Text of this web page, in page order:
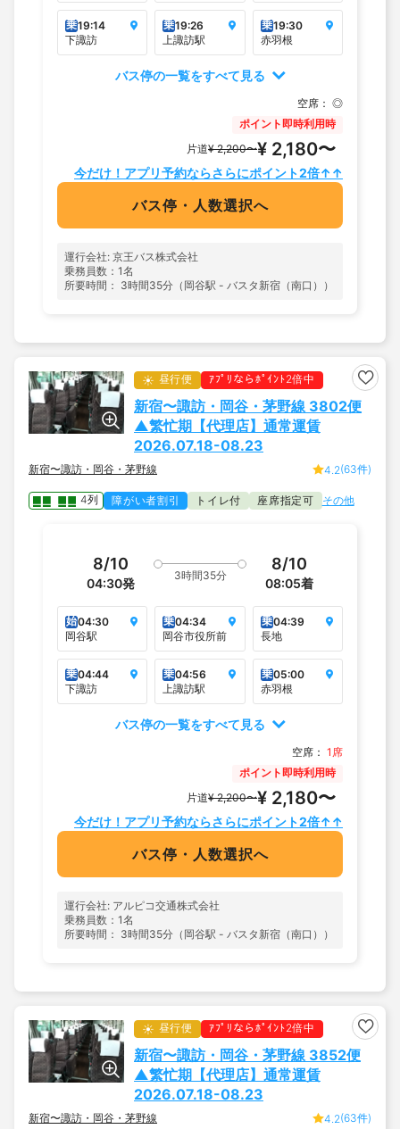
乗19:14
下諏訪
乗19:26
上諏訪駅
乗19:30
赤羽根
バス停の一覧をすべて見る
空席： ◎
ポイント即時利用時
片道¥ 2,200〜¥ 2,180〜
今だけ！アプリ予約ならさらにポイント2倍↑↑
バス停・人数選択へ
運行会社: 京王バス株式会社
乗務員数：1名
所要時間： 3時間35分（岡谷駅 - バスタ新宿（南口））
昼行便 ｱﾌﾟﾘならﾎﾟｲﾝﾄ2倍中
新宿〜諏訪・岡谷・茅野線 3802便
▲繁忙期【代理店】通常運賃
2026.07.18-08.23
新宿〜諏訪・岡谷・茅野線 4.2(63件)
4列 障がい者割引 トイレ付 座席指定可 その他
8/10
04:30発
3時間35分
8/10
08:05着
始04:30
岡谷駅
乗04:34
岡谷市役所前
乗04:39
長地
乗04:44
下諏訪
乗04:56
上諏訪駅
乗05:00
赤羽根
バス停の一覧をすべて見る
空席： 1席
ポイント即時利用時
片道¥ 2,200〜¥ 2,180〜
今だけ！アプリ予約ならさらにポイント2倍↑↑
バス停・人数選択へ
運行会社: アルピコ交通株式会社
乗務員数：1名
所要時間： 3時間35分（岡谷駅 - バスタ新宿（南口））
昼行便 ｱﾌﾟﾘならﾎﾟｲﾝﾄ2倍中
新宿〜諏訪・岡谷・茅野線 3852便
▲繁忙期【代理店】通常運賃
2026.07.18-08.23
新宿〜諏訪・岡谷・茅野線 4.2(63件)